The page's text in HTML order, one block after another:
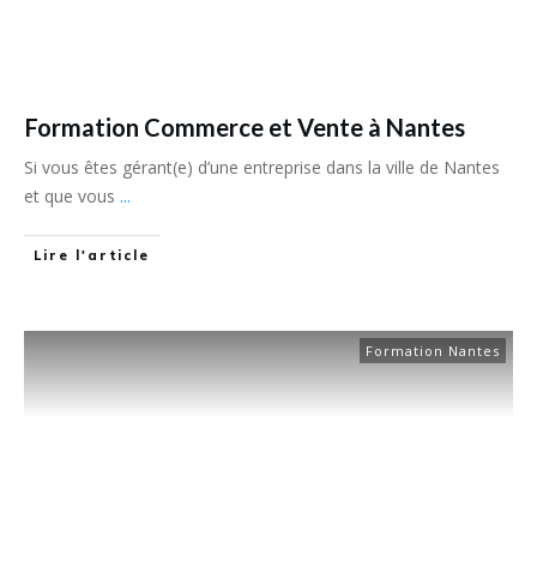
Formation Commerce et Vente à Nantes
Si vous êtes gérant(e) d’une entreprise dans la ville de Nantes
et que vous ...
Lire l'article
Formation Nantes